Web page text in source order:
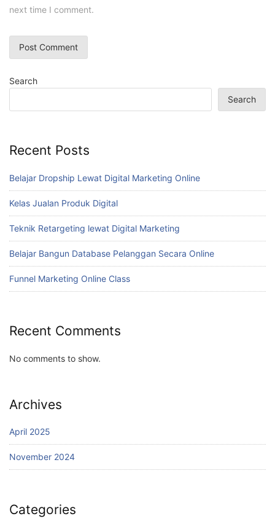
next time I comment.
Search
Search
Recent Posts
Belajar Dropship Lewat Digital Marketing Online
Kelas Jualan Produk Digital
Teknik Retargeting lewat Digital Marketing
Belajar Bangun Database Pelanggan Secara Online
Funnel Marketing Online Class
Recent Comments
No comments to show.
Archives
April 2025
November 2024
Categories